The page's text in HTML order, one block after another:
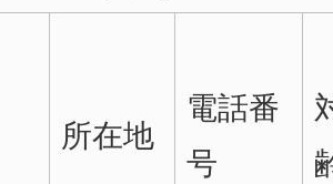
所在地
電話番
号